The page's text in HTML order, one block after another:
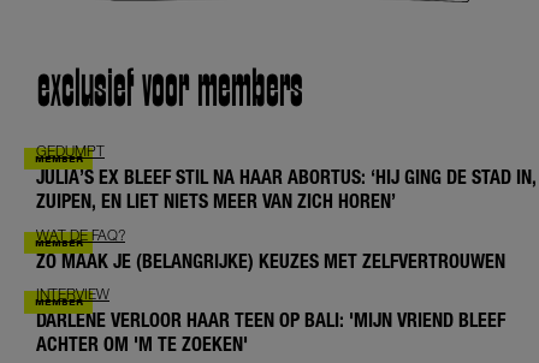
exclusief voor members
GEDUMPT
JULIA’S EX BLEEF STIL NA HAAR ABORTUS: ‘HIJ GING DE STAD IN,
ZUIPEN, EN LIET NIETS MEER VAN ZICH HOREN’
WAT DE FAQ?
ZO MAAK JE (BELANGRIJKE) KEUZES MET ZELFVERTROUWEN
INTERVIEW
DARLENE VERLOOR HAAR TEEN OP BALI: 'MIJN VRIEND BLEEF
ACHTER OM 'M TE ZOEKEN'